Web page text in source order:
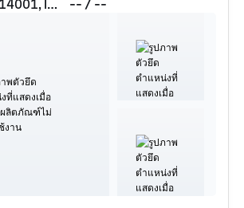
ISO 9001, ISO 14001, ISO 45001, ISO 3834 -- / --